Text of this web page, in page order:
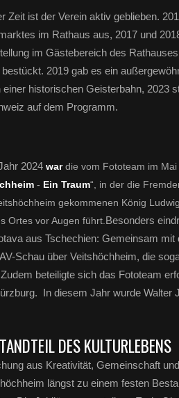
Zeit ist der Verein aktiv geblieben.
im Rathaus aus, 2017 und
im Gästebereich des
bestückt. 2019 gab es ein
historischen Geisterbahn, 2023
auf dem Programm.
2024 wardie vom Fototeam im Mai
- Ein Traum“, in der die
gekommenen König
Ortes vor Augen führt. Besonders
aus Tschechien: Gemeinsam mit
Schau über Veitshöchheim, die
beteiligte sich das Fototeam
In diesem Jahr wurde Walter
DES KULTURLEBENS
aus Kreativität, Gemeinschaft
längst zu einem festen